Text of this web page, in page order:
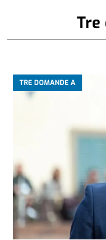
Tre
TRE DOMANDE A